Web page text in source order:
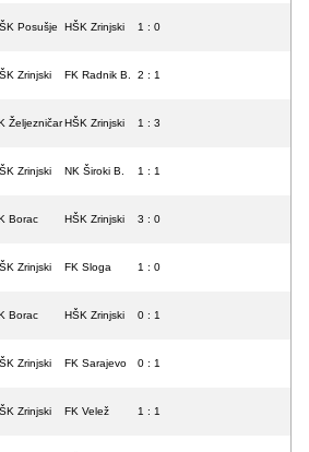
Posušje HŠK Zrinjski 1 : 0
Zrinjski FK Radnik B. 2 : 1
ŽeljezničarHŠK Zrinjski 1 : 3
Zrinjski NK Široki B. 1 : 1
Borac HŠK Zrinjski 3 : 0
Zrinjski FK Sloga 1 : 0
Borac HŠK Zrinjski 0 : 1
Zrinjski FK Sarajevo 0 : 1
Zrinjski FK Velež 1 : 1